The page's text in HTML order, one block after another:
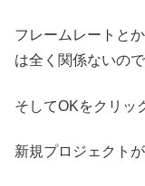
フレームレートと
は全く関係ないの
そしてOKをクリッ
新規プロジェクト